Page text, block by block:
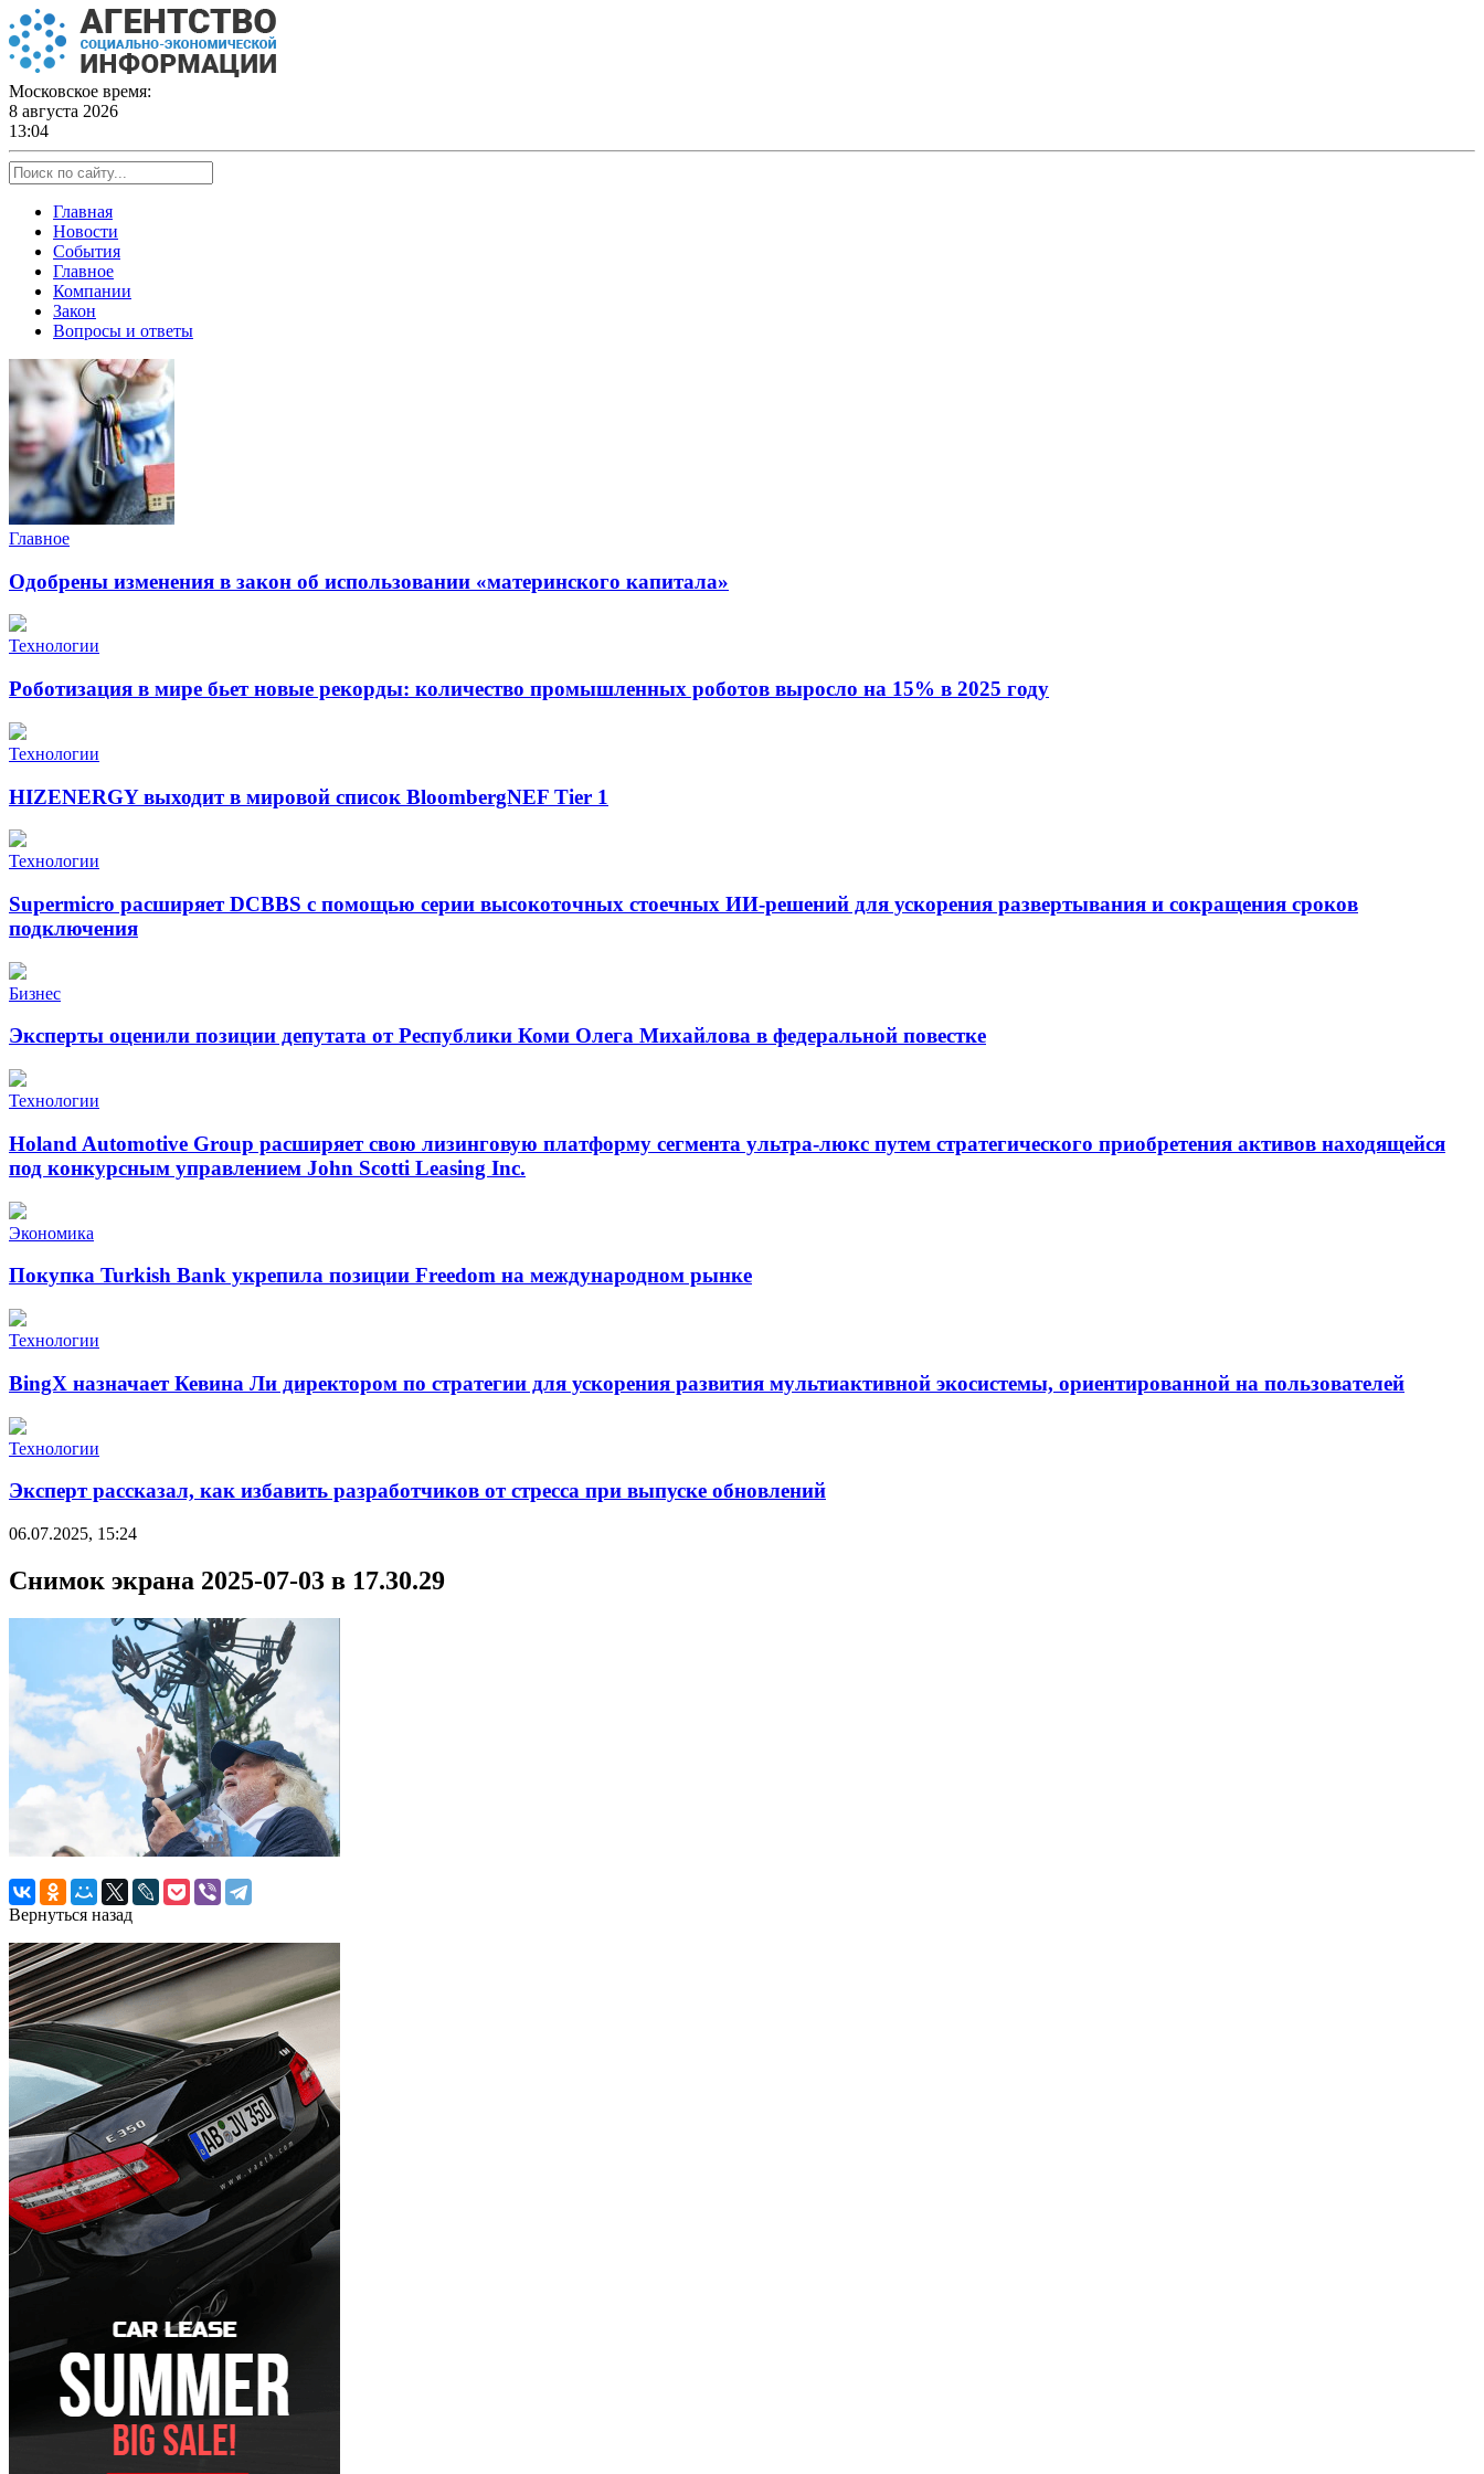
Skip
to
content
Московское время:
8 августа 2026
13:04
Главная
Новости
События
Главное
Компании
Закон
Вопросы и ответы
Главное
Одобрены изменения в закон об использовании «материнского капитала»
Технологии
Роботизация в мире бьет новые рекорды: количество промышленных роботов выросло на 15% в 2025 году
Технологии
HIZENERGY выходит в мировой список BloombergNEF Tier 1
Технологии
Supermicro расширяет DCBBS с помощью серии высокоточных стоечных ИИ-решений для ускорения развертывания и сокращения сроков
подключения
Бизнес
Эксперты оценили позиции депутата от Республики Коми Олега Михайлова в федеральной повестке
Технологии
Holand Automotive Group расширяет свою лизинговую платформу сегмента ультра-люкс путем стратегического приобретения активов находящейся
под конкурсным управлением John Scotti Leasing Inc.
Экономика
Покупка Turkish Bank укрепила позиции Freedom на международном рынке
Технологии
BingX назначает Кевина Ли директором по стратегии для ускорения развития мультиактивной экосистемы, ориентированной на пользователей
Технологии
Эксперт рассказал, как избавить разработчиков от стресса при выпуске обновлений
06.07.2025, 15:24
Снимок экрана 2025-07-03 в 17.30.29
Вернуться назад